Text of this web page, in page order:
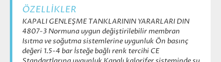
ÖZELLİKLER
KAPALI GENLEŞME TANKLARININ YARARLARI DIN
4807-3 Normuna uygun değiştirilebilir membran
Isıtma ve soğutma sistemlerine uygunluk Ön basınç
değeri 1.5-4 bar İsteğe bağlı renk tercihi CE